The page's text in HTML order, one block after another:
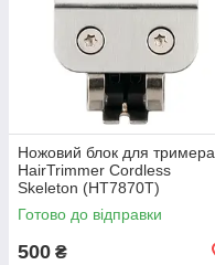
Ножовий блок для тримера
HairTrimmer Cordless
Skeleton (HT7870Т)
Готово до відправки
500 ₴